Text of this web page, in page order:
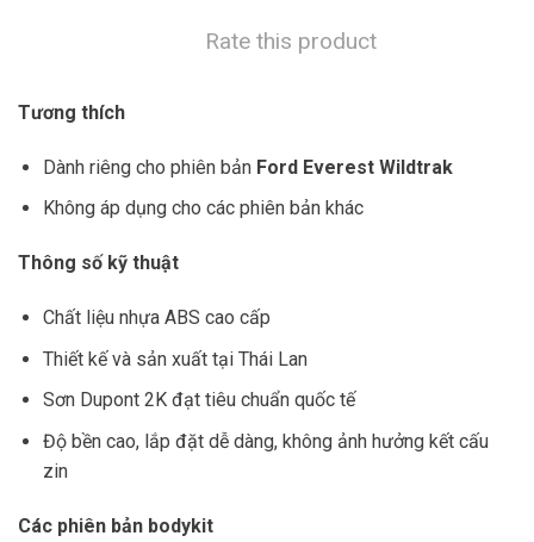
Rate this product
Tương thích
Dành riêng cho phiên bản Ford Everest Wildtrak
Không áp dụng cho các phiên bản khác
Thông số kỹ thuật
Chất liệu nhựa ABS cao cấp
Thiết kế và sản xuất tại Thái Lan
Sơn Dupont 2K đạt tiêu chuẩn quốc tế
Độ bền cao, lắp đặt dễ dàng, không ảnh hưởng kết cấu
zin
Các phiên bản bodykit